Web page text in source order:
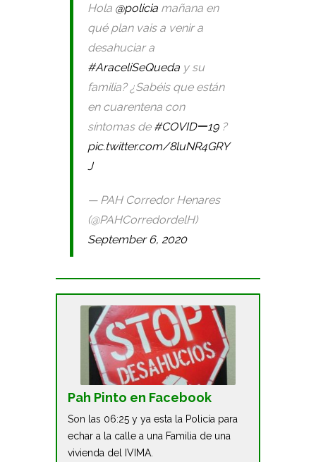
Hola @policia mañana en
qué plan vais a venir a
desahuciar a
#AraceliSeQueda y su
familia? ¿Sabéis que están
en cuarentena con
síntomas de #COVIDー19?
pic.twitter.com/8luNR4GRY
J
— PAH Corredor Henares
(@PAHCorredordelH)
September 6, 2020
Pah Pinto en Facebook
Son las 06:25 y ya esta la Policía para
echar a la calle a una Familia de una
vivienda del IVIMA.